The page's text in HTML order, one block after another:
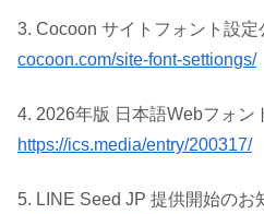
3. Cocoon サイトフォント設定
cocoon.com/site-font-settiongs/
4. 2026年版 日本語Webフォン
https://ics.media/entry/200317/
5. LINE Seed JP 提供開始のお